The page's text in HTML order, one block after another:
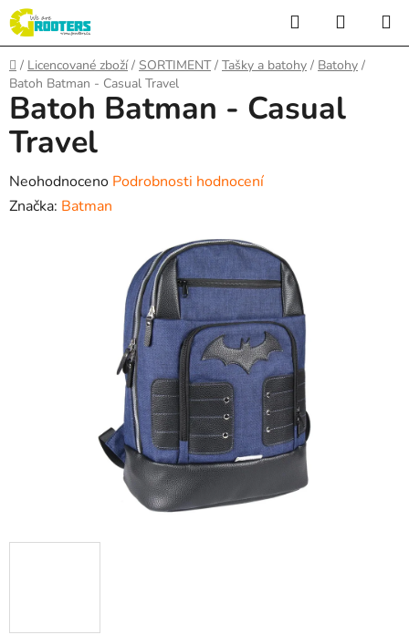
Přejít
na
obsah
Hledat
KOŠÍK
Domů
/ Licencované zboží / SORTIMENT / Tašky a batohy / Batohy /
Batoh Batman - Casual Travel
Batoh Batman - Casual
Travel
Průměrné
hodnocení
Neohodnoceno Podrobnosti hodnocení
Značka: Batman